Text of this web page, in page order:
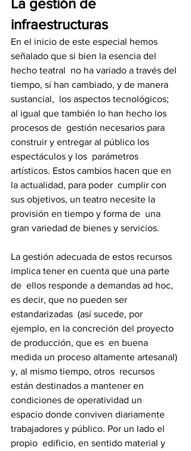
infraestructuras
En el inicio de este especial hemos
señalado que si bien la esencia del
hecho teatral  no ha variado a través del
tiempo, sí han cambiado, y de manera
sustancial,  los aspectos tecnológicos;
al igual que también lo han hecho los
procesos de  gestión necesarios para
construir y entregar al público los
espectáculos y los  parámetros
artísticos. Estos cambios hacen que en
la actualidad, para poder  cumplir con
sus objetivos, un teatro necesite la
provisión en tiempo y forma de  una
gran variedad de bienes y servicios.
La gestión adecuada de estos recursos
implica tener en cuenta que una parte
de  ellos responde a demandas ad hoc,
es decir, que no pueden ser
estandarizadas  (así sucede, por
ejemplo, en la concreción del proyecto
de producción, que es  en buena
medida un proceso altamente artesanal)
y, al mismo tiempo, otros  recursos
están destinados a mantener en
condiciones de operatividad un
espacio donde conviven diariamente
trabajadores y público. Por un lado el
propio  edificio, en sentido material y